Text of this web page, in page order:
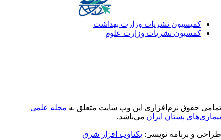
کمیسیون نشریات وزارت بهداشت
کمسیون نشریات وزارت علوم
حقوق نرم‌افزاری اين وب سایت متعلق بهمجله علمی
پستان ایران می‌باشد.
و برنامه نویسی: یکتاوب افزار شرق